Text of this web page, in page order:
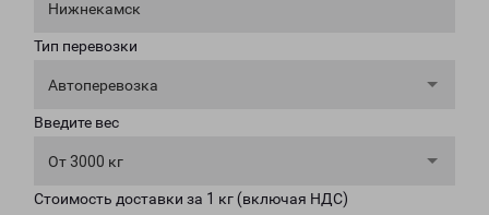
Нижнекамск
Тип перевозки
Автоперевозка
Введите вес
От 3000 кг
Стоимость доставки за 1 кг (включая НДС)